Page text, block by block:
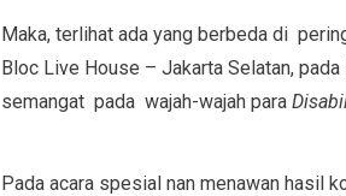
Maka, terlihat ada yang berbeda di
Bloc Live House – Jakarta Selatan,
semangat pada wajah-wajah para
Pada acara spesial nan menawan hasil